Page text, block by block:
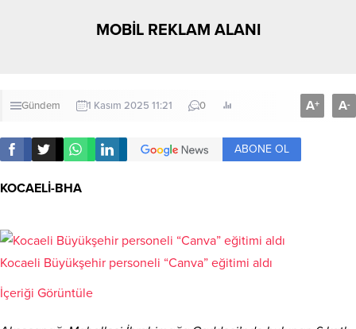
MOBİL REKLAM ALANI
Gündem 1 Kasım 2025 11:21 0 A+ A-
ABONE OL
KOCAELİ-BHA
Kocaeli Büyükşehir personeli “Canva” eğitimi aldı
İçeriği Görüntüle